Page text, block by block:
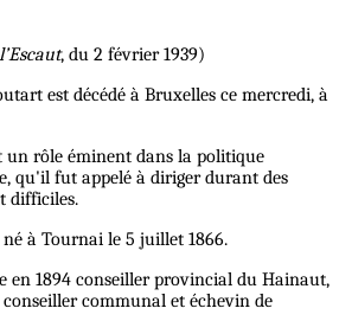
, du 2 février 1939)
est décédé à Bruxelles ce mercredi, à
rôle éminent dans la politique
qu'il fut appelé à diriger durant des
difficiles.
à Tournai le 5 juillet 1866.
en 1894 conseiller provincial du Hainaut,
conseiller communal et échevin de